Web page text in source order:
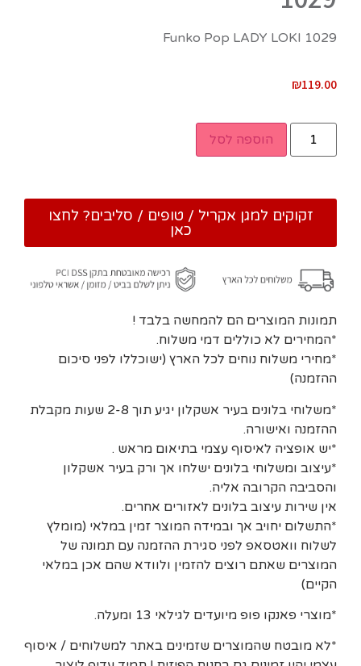
Funko Pop LADY LOKI 1029
₪119.00
הוספה לסל
זקוקים למגן אקריל / טופים / סליבים? לחצו
כאן
תמונות המוצרים הם להמחשה בלבד !
*המחירים לא כוללים דמי משלוח.
*מחירי משלוח נוחים לכל הארץ (ישוכללו לפני סיכום
ההזמנה)
*משלוחי בלונים בעיר אשקלון יגיע תוך 2-8 שעות מקבלת
ההזמנה ואישורה.
*יש אופציה לאיסוף עצמי בתיאום מראש .
*עיצוב ומשלוחי בלונים ישלחו אך ורק בעיר אשקלון
והסביבה הקרובה אליה.
אין שירות עיצוב בלונים לאזורים אחרים.
*התשלום יחויב אך ובמידה המוצר זמין במלאי (מומלץ
לשלוח וואטסאפ לפני סגירת ההזמנה עם תמונה של
המוצרים שאתם רוצים להזמין ולוודא שהם אכן במלאי
הקיים)
*מוצרי פאנקו פופ מיועדים לגילאי 13 ומעלה.
*לא מובטח שהמוצרים שזמינים באתר למשלוחים / איסוף